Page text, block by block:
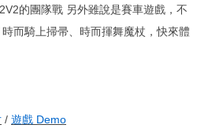
的團隊戰 另外雖說是賽車遊戲，不
而騎上掃帚、時而揮舞魔杖，快來體
/ 遊戲 Demo